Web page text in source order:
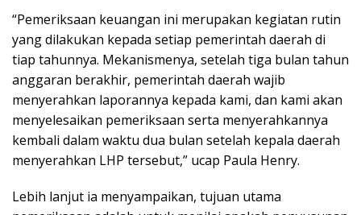
“Pemeriksaan keuangan ini merupakan kegiatan rutin
yang dilakukan kepada setiap pemerintah daerah di
tiap tahunnya. Mekanismenya, setelah tiga bulan tahun
anggaran berakhir, pemerintah daerah wajib
menyerahkan laporannya kepada kami, dan kami akan
menyelesaikan pemeriksaan serta menyerahkannya
kembali dalam waktu dua bulan setelah kepala daerah
menyerahkan LHP tersebut,” ucap Paula Henry.
Lebih lanjut ia menyampaikan, tujuan utama